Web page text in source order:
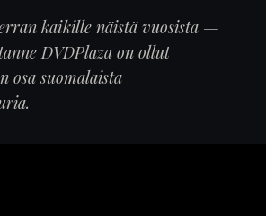
kaikille näistä vuosista —
DVDPlaza on ollut
osa suomalaista